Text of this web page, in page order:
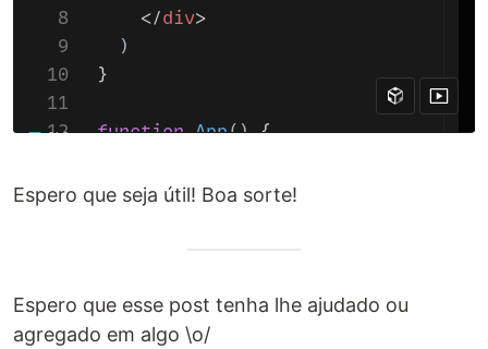
Espero que seja útil! Boa sorte!
Espero que esse post tenha lhe ajudado ou
agregado em algo \o/